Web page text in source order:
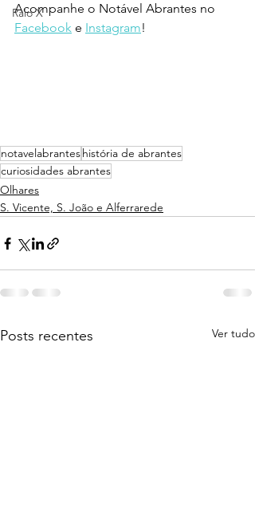
Raio X
Acompanhe o Notável Abrantes no
Facebook e Instagram!
notavelabranteshistória de abrantes
curiosidades abrantes
Olhares
S. Vicente, S. João e Alferrarede
Posts recentes Ver tudo